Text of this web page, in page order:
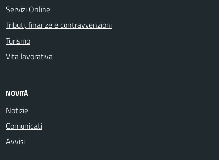
Servizi Online
Tributi, finanze e contravvenzioni
Turismo
Vita lavorativa
NOVITÀ
Notizie
Comunicati
Avvisi